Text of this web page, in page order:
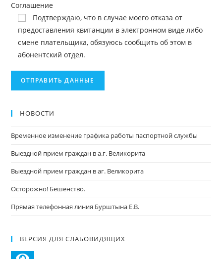
Соглашение
Подтверждаю, что в случае моего отказа от
предоставления квитанции в электронном виде либо
смене плательщика, обязуюсь сообщить об этом в
абонентский отдел.
НОВОСТИ
Временное изменение графика работы паспортной службы
Выездной прием граждан в а.г. Великорита
Выездной прием граждан в аг. Великорита
Осторожно! Бешенство.
Прямая телефонная линия Бурштына Е.В.
ВЕРСИЯ ДЛЯ СЛАБОВИДЯЩИХ